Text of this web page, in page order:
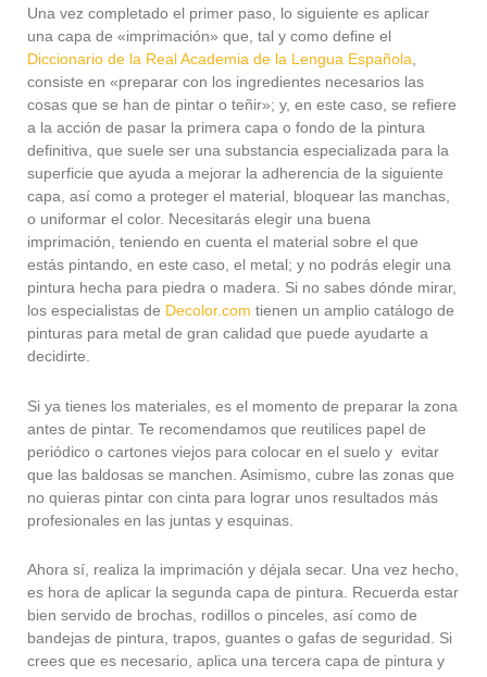
Una vez completado el primer paso, lo siguiente es aplicar
una capa de «imprimación» que, tal y como define el
Diccionario de la Real Academia de la Lengua Española,
consiste en «preparar con los ingredientes necesarios las
cosas que se han de pintar o teñir»; y, en este caso,se refiere
a la acción de pasar la primera capa o fondo de la pintura
definitiva, que suele ser una substancia especializada para la
superficie que ayuda a mejorar la adherencia de la siguiente
capa, así como a proteger el material, bloquear las manchas,
o uniformar el color. Necesitarás elegir una buena
imprimación, teniendo en cuenta el material sobre el que
estás pintando, en este caso, el metal; y no podrás elegir una
pintura hecha para piedra o madera. Si no sabes dónde mirar,
los especialistas de Decolor.comtienen un amplio catálogo de
pinturas para metal de gran calidad que puede ayudarte a
decidirte.
Si ya tienes los materiales, es el momento de preparar la zona
antes de pintar. Te recomendamos que reutilices papel de
periódico o cartones viejos para colocar en el suelo y evitar
que las baldosas se manchen. Asimismo, cubre las zonas que
no quieras pintar con cinta para lograr unos resultados más
profesionales en las juntas y esquinas.
Ahora sí, realiza la imprimación y déjala secar. Una vez hecho,
es hora de aplicar la segunda capa de pintura. Recuerda estar
bien servido de brochas, rodillos o pinceles, así como de
bandejas de pintura, trapos, guantes o gafas de seguridad. Si
crees que es necesario, aplica una tercera capa de pintura y